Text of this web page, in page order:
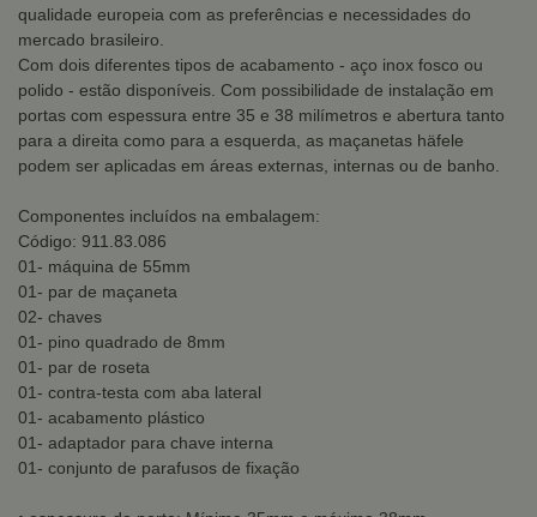
qualidade europeia com as preferências e necessidades do
mercado brasileiro.
Com dois diferentes tipos de acabamento - aço inox fosco ou
polido - estão disponíveis. Com possibilidade de instalação em
portas com espessura entre 35 e 38 milímetros e abertura tanto
para a direita como para a esquerda, as maçanetas häfele
podem ser aplicadas em áreas externas, internas ou de banho.
Componentes incluídos na embalagem:
Código: 911.83.086
01- máquina de 55mm
01- par de maçaneta
02- chaves
01- pino quadrado de 8mm
01- par de roseta
01- contra-testa com aba lateral
01- acabamento plástico
01- adaptador para chave interna
01- conjunto de parafusos de fixação